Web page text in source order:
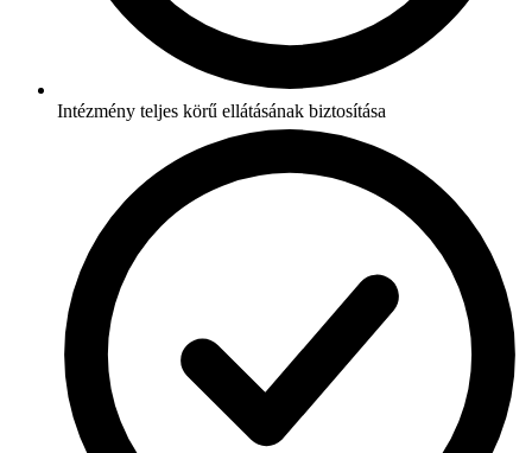
Intézmény teljes körű ellátásának biztosítása